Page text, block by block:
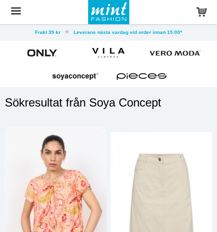
Frakt 39 kr Leverans nästa vardag vid order innan 15:00*
Sökresultat från Soya Concept